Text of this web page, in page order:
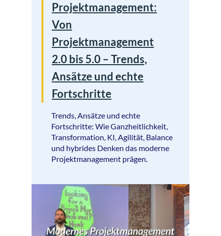
Projektmanagement:
Von
Projektmanagement
2.0 bis 5.0 – Trends,
Ansätze und echte
Fortschritte
Trends, Ansätze und echte
Fortschritte: Wie Ganzheitlichkeit,
Transformation, KI, Agilität, Balance
und hybrides Denken das moderne
Projektmanagement prägen.